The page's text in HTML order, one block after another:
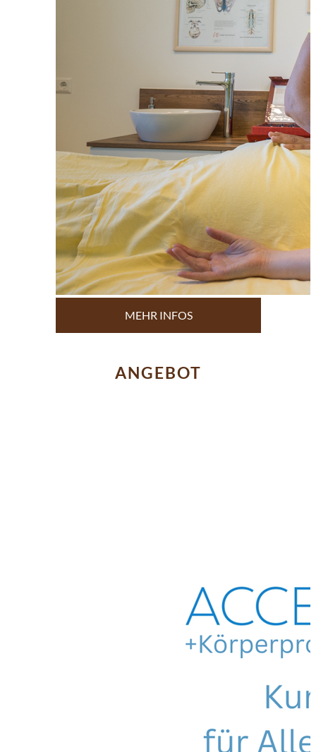
MEHR INFOS
ANGEBOT